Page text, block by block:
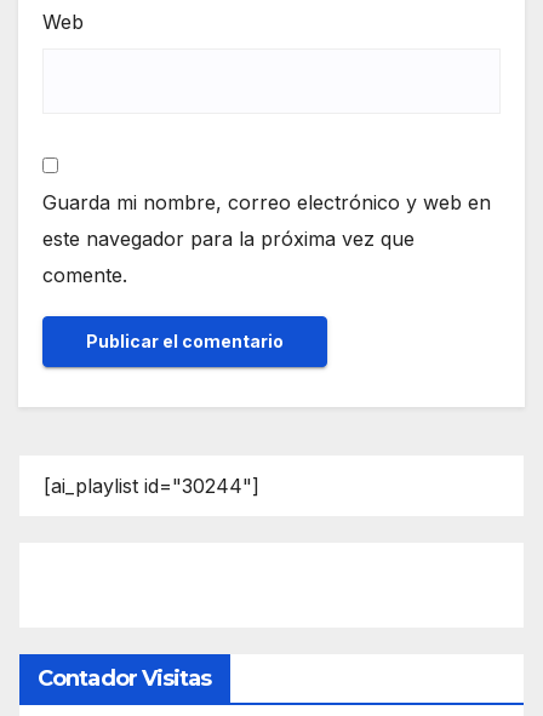
Web
Guarda mi nombre, correo electrónico y web en
este navegador para la próxima vez que
comente.
[ai_playlist id="30244"]
Contador Visitas